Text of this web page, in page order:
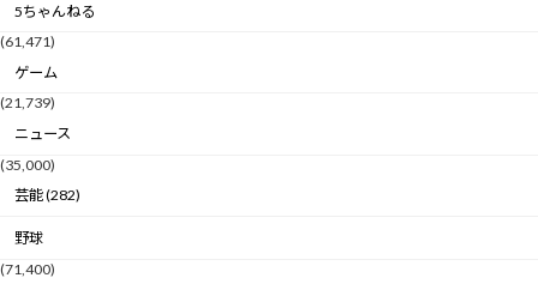
5ちゃんねる
(61,471)
ゲーム
(21,739)
ニュース
(35,000)
芸能 (282)
野球
(71,400)